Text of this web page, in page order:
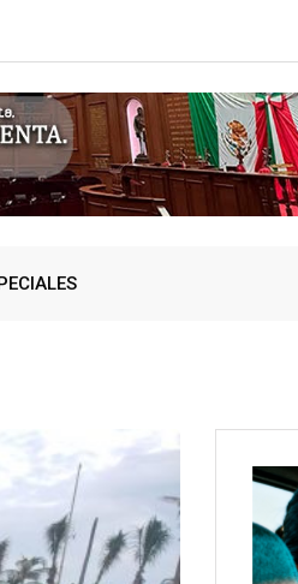
¿Vas rumbo al Obelisco o Tres